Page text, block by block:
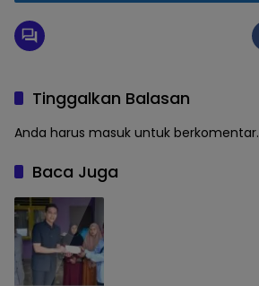
Tinggalkan Balasan
Anda harus masuk untuk berkomentar.
Baca Juga